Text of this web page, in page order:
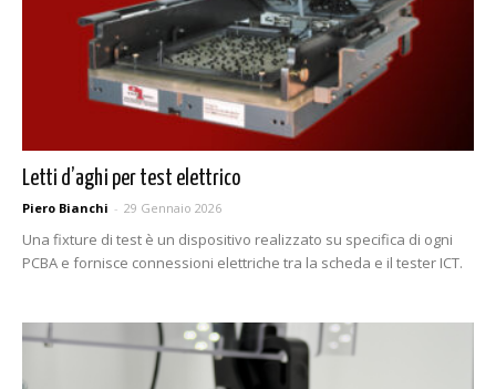
Letti d’aghi per test elettrico
Piero Bianchi - 29 Gennaio 2026
Una fixture di test è un dispositivo realizzato su specifica di ogni
PCBA e fornisce connessioni elettriche tra la scheda e il tester ICT.